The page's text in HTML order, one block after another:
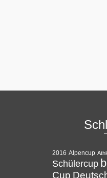
2016 Alpencup
Schülercup
Cup